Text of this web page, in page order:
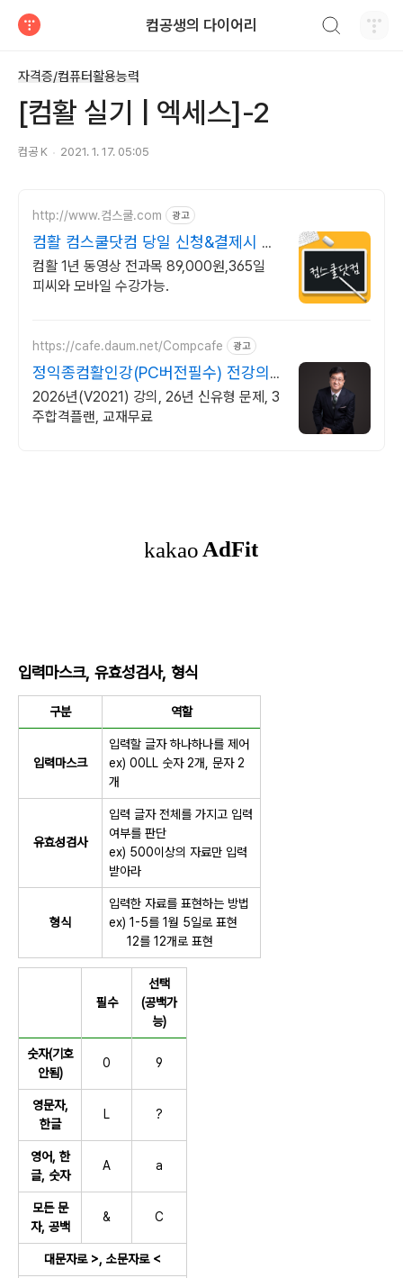
컴공생의 다이어리
자격증/컴퓨터활용능력
[컴활 실기 | 엑세스]-2
컴공 K 2021. 1. 17. 05:05
http://www.컴스쿨.com 광고
컴활 컴스쿨닷컴 당일 신청&결제시 기
프티콘!
컴활 1년 동영상 전과목 89,000원,365일
피씨와 모바일 수강가능.
https://cafe.daum.net/Compcafe 광고
정익종컴활인강(PC버전필수) 전강의
메일전송 수강기한무제한
2026년(V2021) 강의, 26년 신유형 문제, 3
주합격플랜, 교재무료
입력마스크, 유효성검사, 형식
구분 역할
입력마스크
입력할 글자 하나하나를 제어
ex) 00LL 숫자 2개, 문자 2
개
유효성검사
입력 글자 전체를 가지고 입력
여부를 판단
ex) 500이상의 자료만 입력
받아라
형식
입력한 자료를 표현하는 방법
ex) 1-5를 1월 5일로 표현
12를 12개로 표현
필수
선택
(공백가
능)
숫자(기호
안됨)
0 9
영문자,
한글
L ?
영어, 한
글, 숫자
A a
모든 문
자, 공백
& C
대문자로 >, 소문자로 <